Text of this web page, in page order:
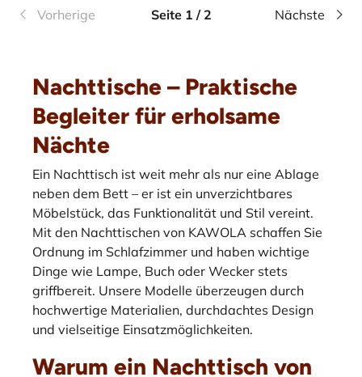
Vorherige Seite 1 / 2 Nächste
Nachttische – Praktische
Begleiter für erholsame
Nächte
Ein Nachttisch ist weit mehr als nur eine Ablage
neben dem Bett – er ist ein unverzichtbares
Möbelstück, das Funktionalität und Stil vereint.
Mit den Nachttischen von KAWOLA schaffen Sie
Ordnung im Schlafzimmer und haben wichtige
Dinge wie Lampe, Buch oder Wecker stets
griffbereit. Unsere Modelle überzeugen durch
hochwertige Materialien, durchdachtes Design
und vielseitige Einsatzmöglichkeiten.
Warum ein Nachttisch von